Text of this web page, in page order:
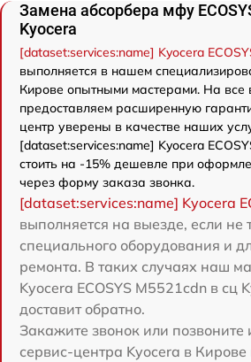
Замена абсорбера мфу
Kyocera
[dataset:services:name] Kyocera
выполняется в нашем
Кирове опытными мастерами. На все
предоставляем расширенную
центр уверены в качестве наших
[dataset:services:name] Kyocera
стоить на -15% дешевле при
через форму заказа звонка.
[dataset:services:name] Kyocera
выполняется на выезде, если не
специального оборудования и
ремонта. В таких случаях наш
Kyocera ECOSYS M5521cdn в сц
доставит обратно.
Закажите звонок или позвоните
сервис-центра Kyocera в Кирове